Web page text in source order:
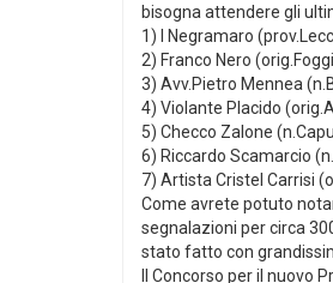
bisogna attendere gli
1) I Negramaro
2) Franco Nero
3) Avv.Pietro Mennea
4) Violante Placido
5) Checco Zalone
6) Riccardo Scamarcio
7) Artista Cristel Carrisi
Come avrete potuto
segnalazioni per circa
stato fatto con
Il Concorso per il nuovo